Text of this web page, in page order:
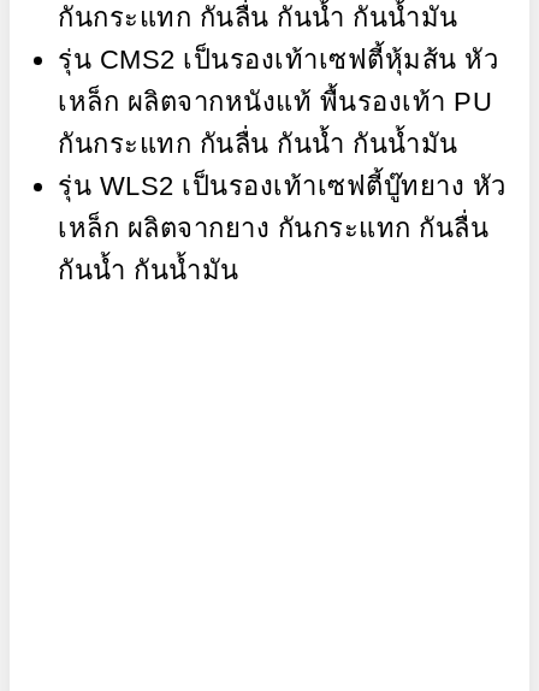
กันกระแทก กันลื่น กันน้ำ กันน้ำมัน
รุ่น CMS2 เป็นรองเท้าเซฟตี้หุ้มส้น หัว
เหล็ก ผลิตจากหนังแท้ พื้นรองเท้า PU
กันกระแทก กันลื่น กันน้ำ กันน้ำมัน
รุ่น WLS2 เป็นรองเท้าเซฟตี้บู๊ทยาง หัว
เหล็ก ผลิตจากยาง กันกระแทก กันลื่น
กันน้ำ กันน้ำมัน